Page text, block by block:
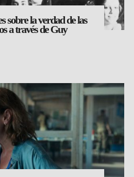
sobre la verdad de las
a través de Guy